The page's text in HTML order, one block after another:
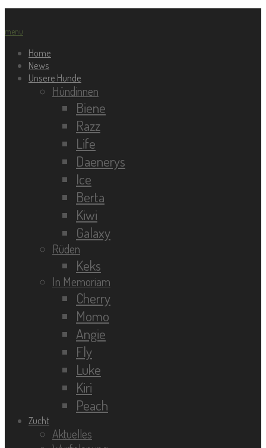
menu
Home
News
Unsere Hunde
Hündinnen
Biene
Razz
Life
Daenerys
Ice
Berta
Kiwi
Galaxy
Rüden
Keks
In Memoriam
Cherry
Momo
Angie
Fly
Luke
Kiri
Peach
Zucht
Aktuelles